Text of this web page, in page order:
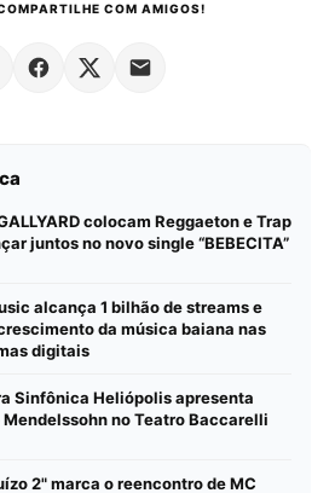
COM AMIGOS!
colocam Reggaeton e Trap
juntos no novo single “BEBECITA”
alcança 1 bilhão de streams e
da música baiana nas
digitais
Sinfônica Heliópolis apresenta
Mendelssohn no Teatro Baccarelli
2" marca o reencontro de MC